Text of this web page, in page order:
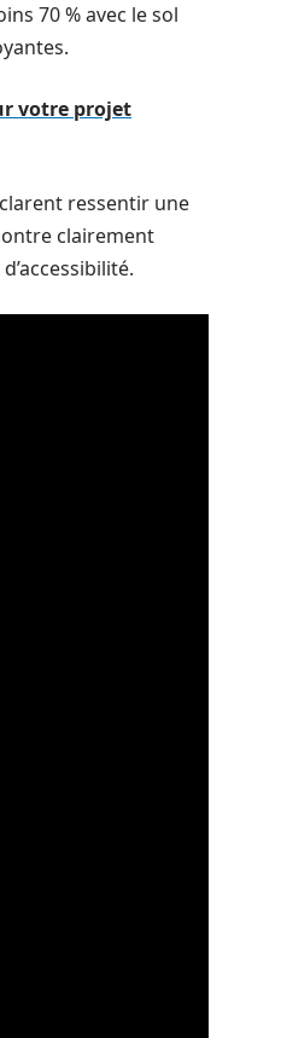
70 % avec le sol
votre projet
ressentir une
clairement